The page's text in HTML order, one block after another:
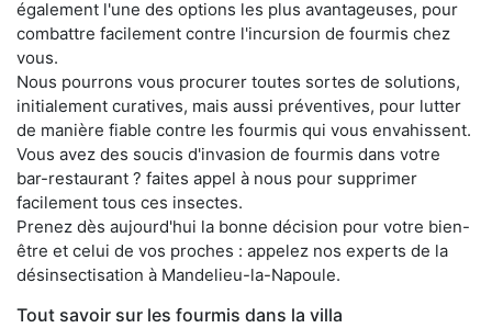
également l'une des options les plus avantageuses, pour
combattre facilement contre l'incursion de fourmis chez
vous.
Nous pourrons vous procurer toutes sortes de solutions,
initialement curatives, mais aussi préventives, pour lutter
de manière fiable contre les fourmis qui vous envahissent.
Vous avez des soucis d'invasion de fourmis dans votre
bar-restaurant ? faites appel à nous pour supprimer
facilement tous ces insectes.
Prenez dès aujourd'hui la bonne décision pour votre bien-
être et celui de vos proches : appelez nos experts de la
désinsectisation à Mandelieu-la-Napoule.
Tout savoir sur les fourmis dans la villa